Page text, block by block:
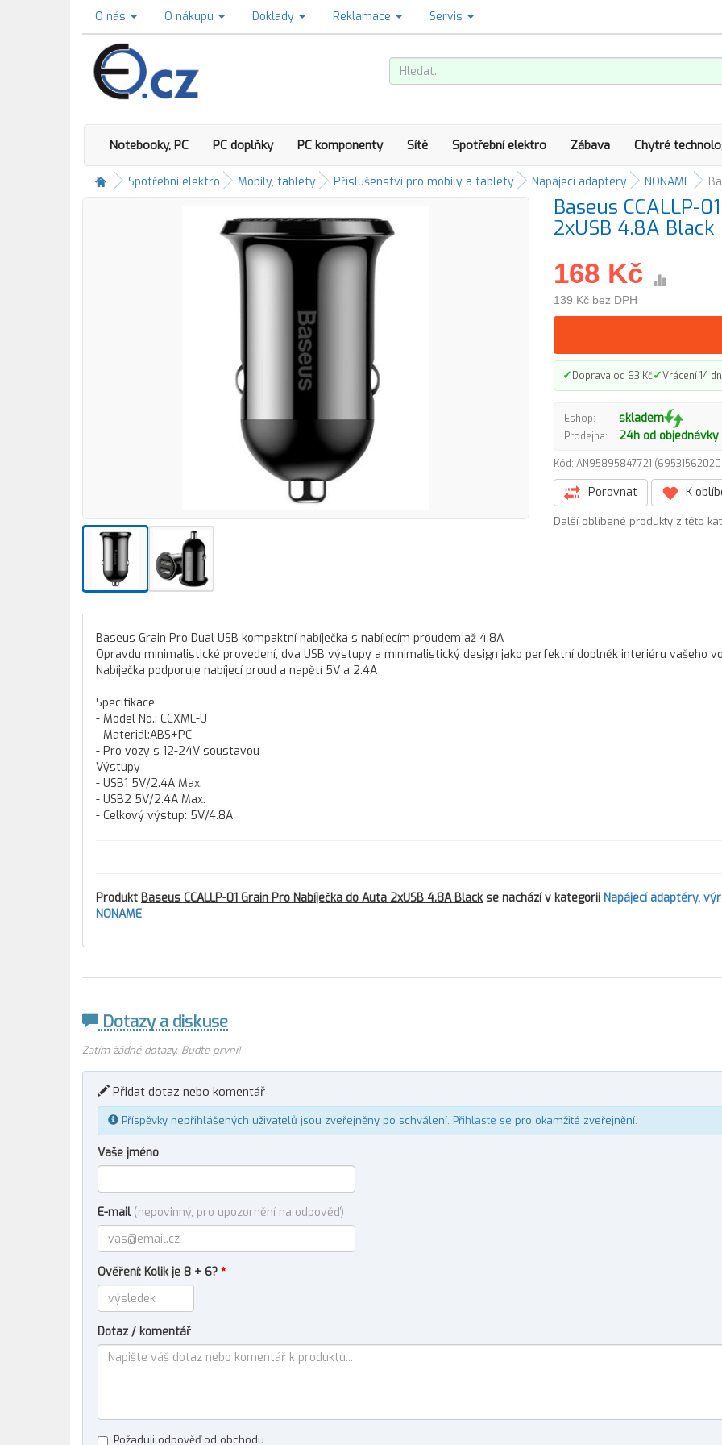
O nás O nákupu Doklady Reklamace Servis
Notebooky, PC PC doplňky PC komponenty Sítě Spotřební elektro Zábava Chytré
Spotřební elektro Mobily, tablety Příslušenství pro mobily a tablety Napájecí adaptéry NONAME
Baseus CCALLP-
2xUSB 4.8A Black
168 Kč
139 Kč bez DPH
✓Doprava od 63 Kč✓Vrácení 14
Eshop: skladem
Prodejna: 24h od objednávky
Kód: AN95895847721
Porovnat K
Další oblíbené produkty z této
Baseus Grain Pro Dual USB kompaktní nabíječka s nabíjecím proudem až 4.8A
Opravdu minimalistické provedení, dva USB výstupy a minimalistický design jako perfektní doplněk interiéru vašeho
Nabíječka podporuje nabíjecí proud a napětí 5V a 2.4A
Specifikace
- Model No.: CCXML-U
- Materiál:ABS+PC
- Pro vozy s 12-24V soustavou
Výstupy
- USB1 5V/2.4A Max.
- USB2 5V/2.4A Max.
- Celkový výstup: 5V/4.8A
Produkt Baseus CCALLP-01 Grain Pro Nabíječka do Auta 2xUSB 4.8A Blackse nachází v kategorii Napájecí adaptéry,
NONAME
Dotazy a diskuse
Zatím žádné dotazy. Buďte první!
Přidat dotaz nebo komentář
Příspěvky nepřihlášených uživatelů jsou zveřejněny po schválení. Přihlaste se pro okamžité zveřejnění.
Vaše jméno
E-mail (nepovinný, pro upozornění na odpověď)
Ověření: Kolik je 8 + 6? *
Dotaz / komentář
Požaduji odpověď od obchodu